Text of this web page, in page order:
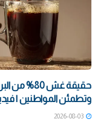
حقيقة غش
وتطمئن المواطنين |
2026-08-03